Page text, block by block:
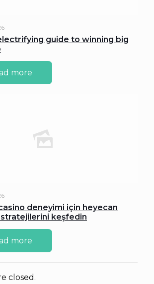
guide to winning big
more
deneyimi için heyecan
keşfedin
more
closed.